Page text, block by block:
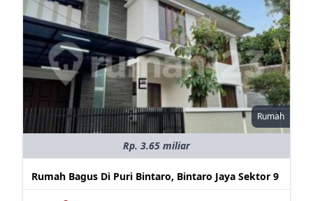
Rumah
Rp. 3.65 miliar
Rumah Bagus Di Puri Bintaro, Bintaro Jaya Sektor 9